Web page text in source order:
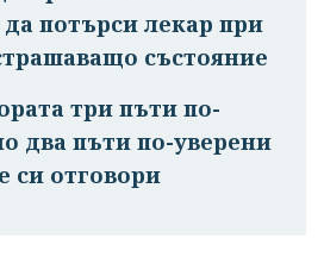
потърси лекар при
състояние
три пъти по-
два пъти по-уверени
си отговори